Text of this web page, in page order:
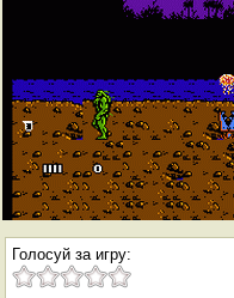
Голосуй за игру: